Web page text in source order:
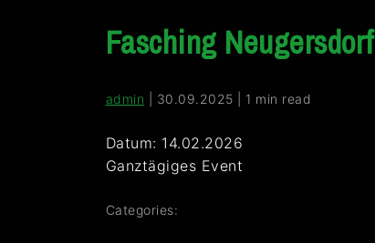
Fasching Neugersdorf
admin 30.09.2025 1 min read
Datum: 14.02.2026
Ganztägiges Event
Categories: